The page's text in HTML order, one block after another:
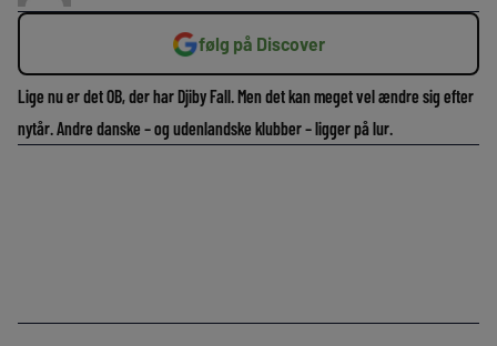
følg på Discover
Lige nu er det OB, der har Djiby Fall. Men det kan meget vel ændre sig efter
nytår. Andre danske – og udenlandske klubber – ligger på lur.